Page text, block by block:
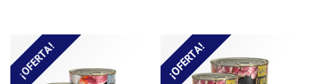
¡OFERTA! ¡OFERTA!